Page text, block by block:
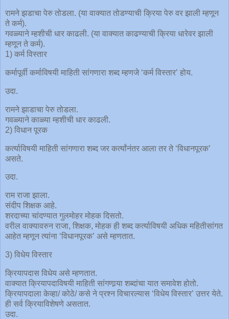
रामने झडाचा पेरु तोडला. (या वाक्यात तोडण्याची क्रिया पेरु वर झाली म्हणून
ते कर्म).
गवळ्याने म्हशीची धार काढली. (या वाक्यात काढण्याची क्रिया धारेवर झाली
म्हणून ते कर्म).
1) कर्म विस्तार
कर्मापूर्वी कर्माविषयी माहिती सांगणारा शब्द म्हणजे ‘कर्म विस्तार’ होय.
उदा.
रामने झाडाचा पेरु तोडला.
गवळ्याने काळ्या म्हशीची धार काढली.
2) विधान पूरक
कर्त्याविषयी माहिती सांगणारा शब्द जर कर्त्यांनंतर आला तर ते ‘विधानपूरक’
असते.
उदा.
राम राजा झाला.
संदीप शिक्षक आहे.
शरदाच्या चांदण्यात गुलमोहर मोहक दिसतो.
वरील वाक्यावरुन राजा, शिक्षक, मोहक ही शब्द कर्त्याविषयी अधिक महितीसांगत
आहेत म्हणून त्यांना ‘विधानपूरक’ असे म्हणतात.
3) विधेय विस्तार
क्रियापदास विधेय असे म्हणतात.
वाक्यात क्रियापदाविषयी माहिती सांगणार्‍या शब्दांचा यात समावेश होतो.
क्रियापदाला केव्हा/ कोठे/ कसे ने प्रश्न विचारल्यास ‘विधेय विस्तार’ उत्तर येते.
ही सर्व क्रियाविशेषणे असतात.
उदा.